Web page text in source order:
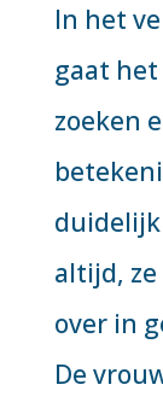
In het
gaat
zoeken
altijd,
over in
De